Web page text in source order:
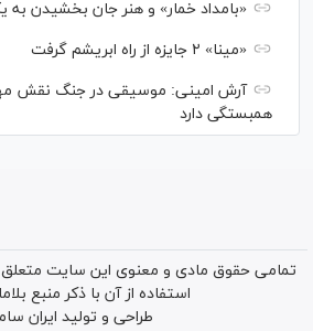
«بامداد خمار» و هنر جان بخشیدن به
«مینا» ۲ جایزه از راه ابریشم گرفت
آرش امینی: موسیقی در جنگ نقش
همبستگی دارد
تمامی حقوق مادی و معنوی این سایت متعلق
استفاده از آن با ذکر منبع
طراحی و تولید ایران